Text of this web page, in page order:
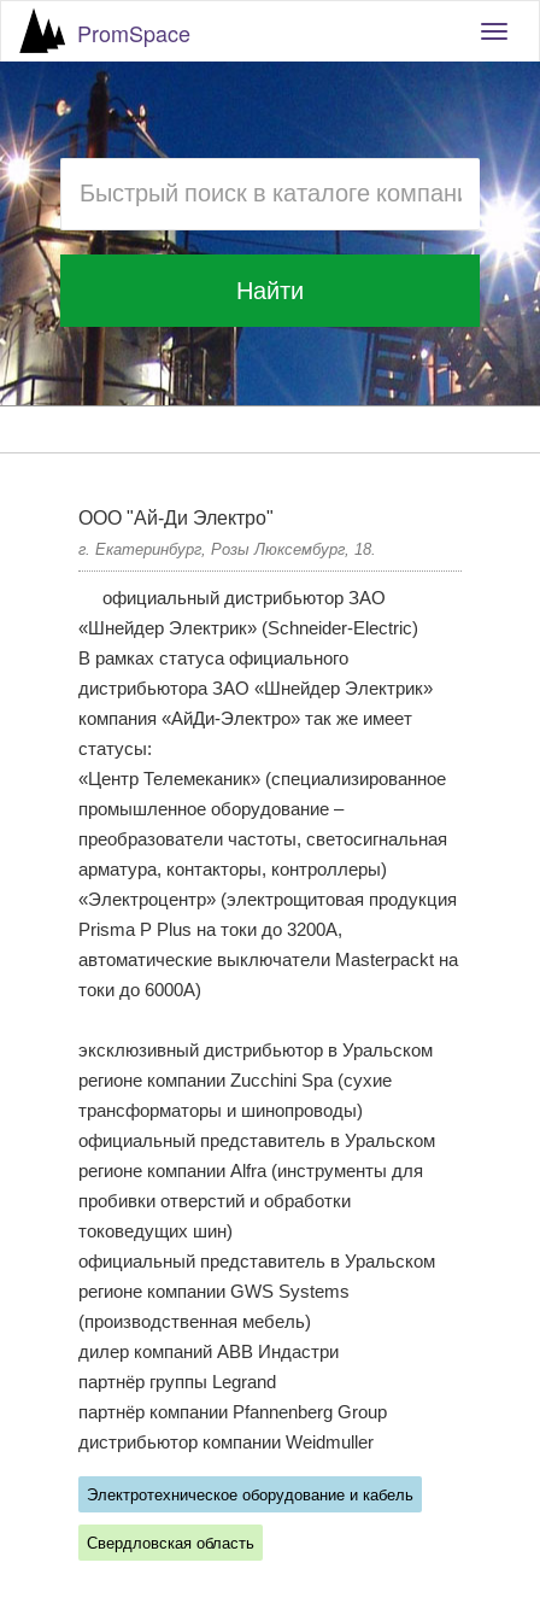
PromSpace
Найти
ООО "Ай-Ди Электро"
г. Екатеринбург, Розы Люксембург, 18.
официальный дистрибьютор ЗАО
«Шнейдер Электрик» (Schneider-Electric)
В рамках статуса официального
дистрибьютора ЗАО «Шнейдер Электрик»
компания «АйДи-Электро» так же имеет
статусы:
«Центр Телемеканик» (специализированное
промышленное оборудование –
преобразователи частоты, светосигнальная
арматура, контакторы, контроллеры)
«Электроцентр» (электрощитовая продукция
Prisma P Plus на токи до 3200А,
автоматические выключатели Masterpackt на
токи до 6000А)
эксклюзивный дистрибьютор в Уральском
регионе компании Zucchini Spa (сухие
трансформаторы и шинопроводы)
официальный представитель в Уральском
регионе компании Alfra (инструменты для
пробивки отверстий и обработки
токоведущих шин)
официальный представитель в Уральском
регионе компании GWS Systems
(производственная мебель)
дилер компаний ABB Индастри
партнёр группы Legrand
партнёр компании Pfannenberg Group
дистрибьютор компании Weidmuller
Электротехническое оборудование и кабель
Свердловская область